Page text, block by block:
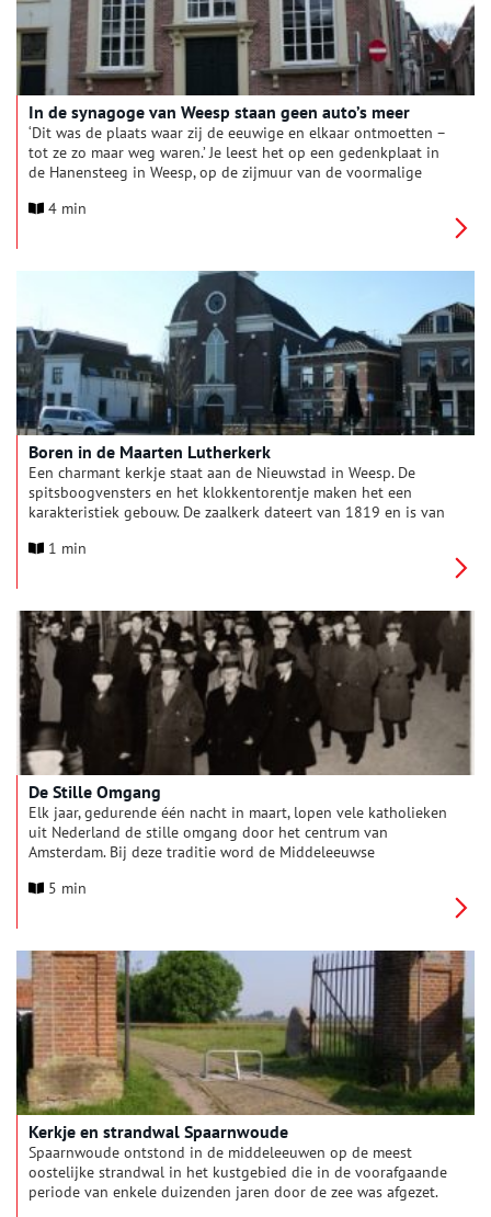
In de synagoge van Weesp staan geen auto’s meer
‘Dit was de plaats waar zij de eeuwige en elkaar ontmoetten –
tot ze zo maar weg waren.’ Je leest het op een gedenkplaat in
de Hanensteeg in Weesp, op de zijmuur van de voormalige
laatste joden uit het stadje. Gedwongen.
4 min
Boren in de Maarten Lutherkerk
Een charmant kerkje staat aan de Nieuwstad in Weesp. De
spitsboogvensters en het klokkentorentje maken het een
karakteristiek gebouw. De zaalkerk dateert van 1819 en is van
gemeente. Kerkbezoek nam eind vorige eeuw alom af. Enkele
kerk kreeg een prozaïsche ‘doorstart’ als medische
praktijkruimte. Met behoud van de status van rijksmonument.
1 min
De Stille Omgang
Elk jaar, gedurende één nacht in maart, lopen vele katholieken
uit Nederland de stille omgang door het centrum van
Amsterdam. Bij deze traditie word de Middeleeuwse
het Mirakel van Amsterdam. Een heus wonder dat plaatsvond
5 min
Kerkje en strandwal Spaarnwoude
Spaarnwoude ontstond in de middeleeuwen op de meest
oostelijke strandwal in het kustgebied die in de voorafgaande
periode van enkele duizenden jaren door de zee was afgezet.